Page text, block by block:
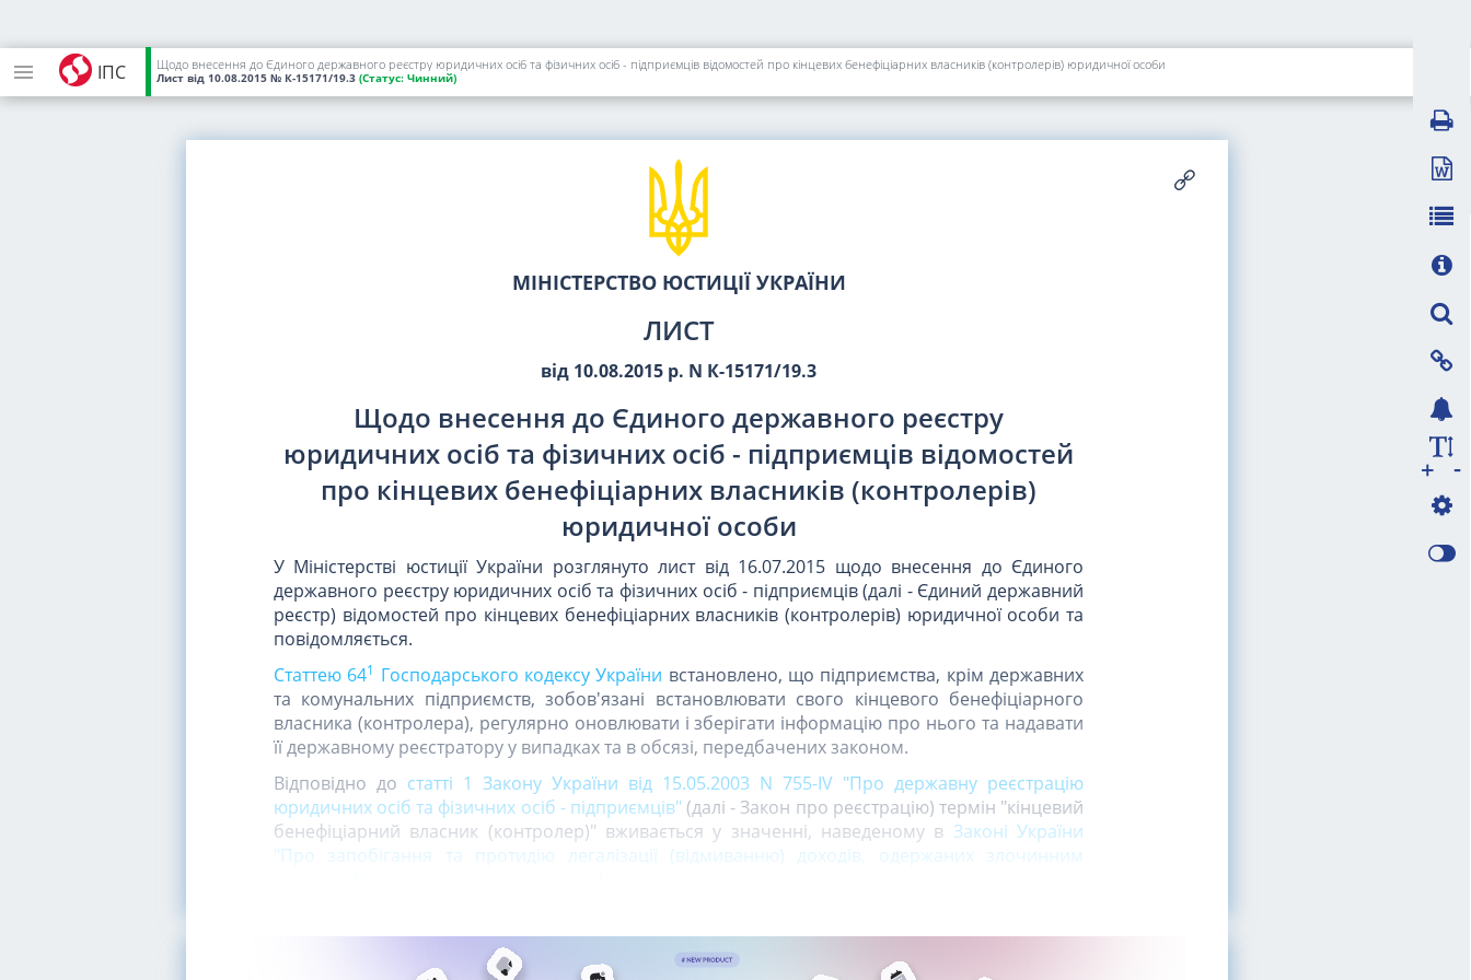
ІПС Щодо внесення до Єдиного державного реєстру юридичних осіб та фізичних осіб - підприємців відомостей про кінцевих бенефіціарних власників (контролерів) юридичної особи
Лист від 10.08.2015 № К-15171/19.3 (Статус: Чинний)
МІНІСТЕРСТВО ЮСТИЦІЇ УКРАЇНИ
ЛИСТ
від 10.08.2015 р. N К-15171/19.3
Щодо внесення до Єдиного державного реєстру
юридичних осіб та фізичних осіб - підприємців відомостей
про кінцевих бенефіціарних власників (контролерів)
юридичної особи
У Міністерстві юстиції України розглянуто лист від 16.07.2015 щодо внесення до Єдиного
державного реєстру юридичних осіб та фізичних осіб - підприємців (далі - Єдиний державний
реєстр) відомостей про кінцевих бенефіціарних власників (контролерів) юридичної особи та
повідомляється.
Статтею 641 Господарського кодексу України встановлено, що підприємства, крім державних
та комунальних підприємств, зобов'язані встановлювати свого кінцевого бенефіціарного
власника (контролера), регулярно оновлювати і зберігати інформацію про нього та надавати
її державному реєстратору у випадках та в обсязі, передбачених законом.
Відповідно до статті 1 Закону України від 15.05.2003 N 755-IV "Про державну реєстрацію
юридичних осіб та фізичних осіб - підприємців"(далі - Закон про реєстрацію) термін "кінцевий
бенефіціарний власник (контролер)" вживається у значенні, наведеному в Законі України
"Про запобігання та протидію легалізації (відмиванню) доходів, одержаних злочинним
-
+